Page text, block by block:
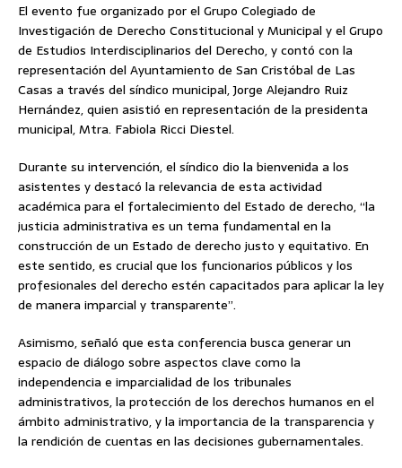
El evento fue organizado por el Grupo Colegiado de
Investigación de Derecho Constitucional y Municipal y el Grupo
de Estudios Interdisciplinarios del Derecho, y contó con la
representación del Ayuntamiento de San Cristóbal de Las
Casas a través del síndico municipal, Jorge Alejandro Ruiz
Hernández, quien asistió en representación de la presidenta
municipal, Mtra. Fabiola Ricci Diestel.
Durante su intervención, el síndico dio la bienvenida a los
asistentes y destacó la relevancia de esta actividad
académica para el fortalecimiento del Estado de derecho, “la
justicia administrativa es un tema fundamental en la
construcción de un Estado de derecho justo y equitativo. En
este sentido, es crucial que los funcionarios públicos y los
profesionales del derecho estén capacitados para aplicar la ley
de manera imparcial y transparente”.
Asimismo, señaló que esta conferencia busca generar un
espacio de diálogo sobre aspectos clave como la
independencia e imparcialidad de los tribunales
administrativos, la protección de los derechos humanos en el
ámbito administrativo, y la importancia de la transparencia y
la rendición de cuentas en las decisiones gubernamentales.